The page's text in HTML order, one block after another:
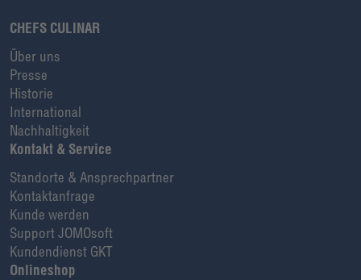
CHEFS CULINAR
Über uns
Presse
Historie
International
Nachhaltigkeit
Kontakt & Service
Standorte & Ansprechpartner
Kontaktanfrage
Kunde werden
Support JOMOsoft
Kundendienst GKT
Onlineshop